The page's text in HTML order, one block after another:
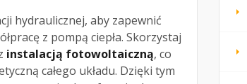
hydraulicznej, aby zapewnić
z pompą ciepła. Skorzystaj
instalacją fotowoltaiczną, co
całego układu. Dzięki tym